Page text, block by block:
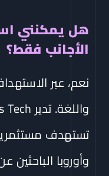
هل يمكنني
الأجانب فقط؟
نعم، عبر
تستهدف
وأوروبا الباحثين